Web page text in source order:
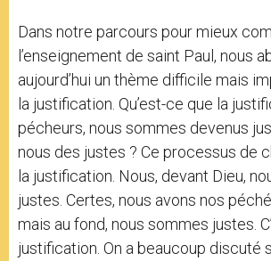
Dans notre parcours pour mieux
l’enseignement de saint Paul, nous
aujourd’hui un thème difficile mais
la justification. Qu’est-ce que la
pécheurs, nous sommes devenus
nous des justes ? Ce processus de
la justification. Nous, devant Dieu,
justes. Certes, nous avons nos
mais au fond, nous sommes justes.
justification. On a beaucoup discuté